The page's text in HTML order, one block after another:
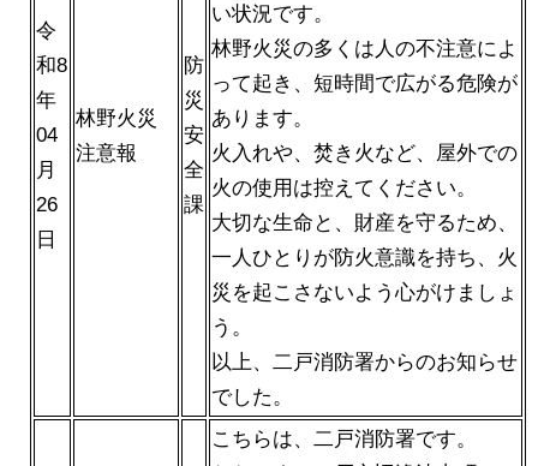
令
和8
年
04
月
26
日
林野火災
注意報
防
災
安
全
課
い状況です。
林野火災の多くは人の不注意によ
って起き、短時間で広がる危険が
あります。
火入れや、焚き火など、屋外での
火の使用は控えてください。
大切な生命と、財産を守るため、
一人ひとりが防火意識を持ち、火
災を起こさないよう心がけましょ
う。
以上、二戸消防署からのお知らせ
でした。
こちらは、二戸消防署です。